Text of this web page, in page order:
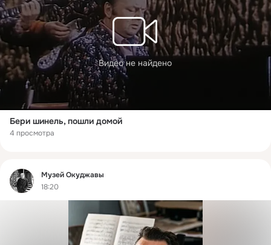
Видео не найдено
Бери шинель, пошли домой
4 просмотра
Фид
Музей Окуджавы
18:20